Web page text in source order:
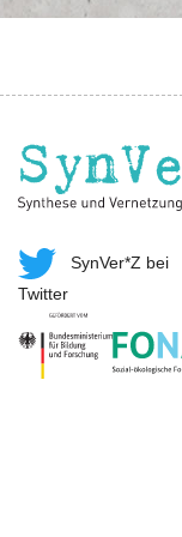
SynVer*Z bei
Twitter